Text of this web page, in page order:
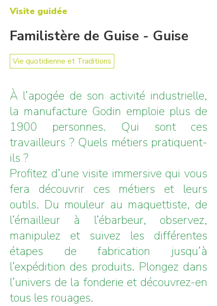
Visite guidée
Familistère de Guise - Guise
Vie quotidienne et Traditions
À l’apogée de son activité industrielle,
la manufacture Godin emploie plus de
1900 personnes. Qui sont ces
travailleurs ? Quels métiers pratiquent-
ils ?
Profitez d’une visite immersive qui vous
fera découvrir ces métiers et leurs
outils. Du mouleur au maquettiste, de
l’émailleur à l’ébarbeur, observez,
manipulez et suivez les différentes
étapes de fabrication jusqu’à
l’expédition des produits. Plongez dans
l’univers de la fonderie et découvrez-en
tous les rouages.